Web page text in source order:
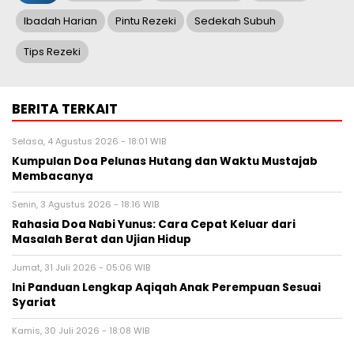
Ibadah Harian Pintu Rezeki Sedekah Subuh
Tips Rezeki
BERITA TERKAIT
Selasa, 4 Agustus 2026 - 18:01 WIB
Kumpulan Doa Pelunas Hutang dan Waktu Mustajab
Membacanya
Senin, 3 Agustus 2026 - 18:16 WIB
Rahasia Doa Nabi Yunus: Cara Cepat Keluar dari
Masalah Berat dan Ujian Hidup
Jumat, 31 Juli 2026 - 05:06 WIB
Ini Panduan Lengkap Aqiqah Anak Perempuan Sesuai
Syariat
Kamis, 30 Juli 2026 - 18:08 WIB